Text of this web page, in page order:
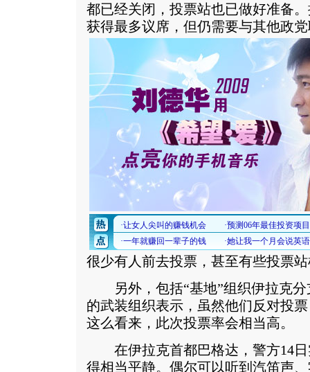
都已经关闭，投票站也已做好准备
获得最多议席，但仍需要与其他政
很少有人前去投票，甚至有些投票
另外，包括“基地”组织伊拉克分
的武装组织表示，虽然他们反对投
这么看来，此次投票率会相当高。
在伊拉克首都巴格达，警方14日
得相当平静。偶尔可以听到汽笛声